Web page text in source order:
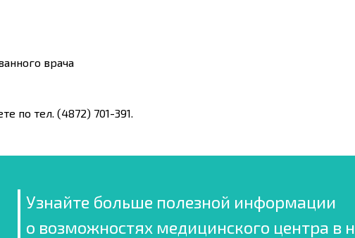
врача
по тел. (4872) 701-391.
Узнайте больше полезной информации
о возможностях медицинского центра в